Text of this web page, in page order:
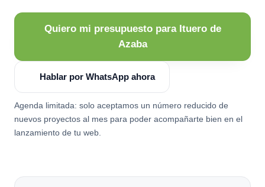
Quiero mi presupuesto para Ituero de
Azaba
Hablar por WhatsApp ahora
Agenda limitada: solo aceptamos un número reducido de
nuevos proyectos al mes para poder acompañarte bien en el
lanzamiento de tu web.